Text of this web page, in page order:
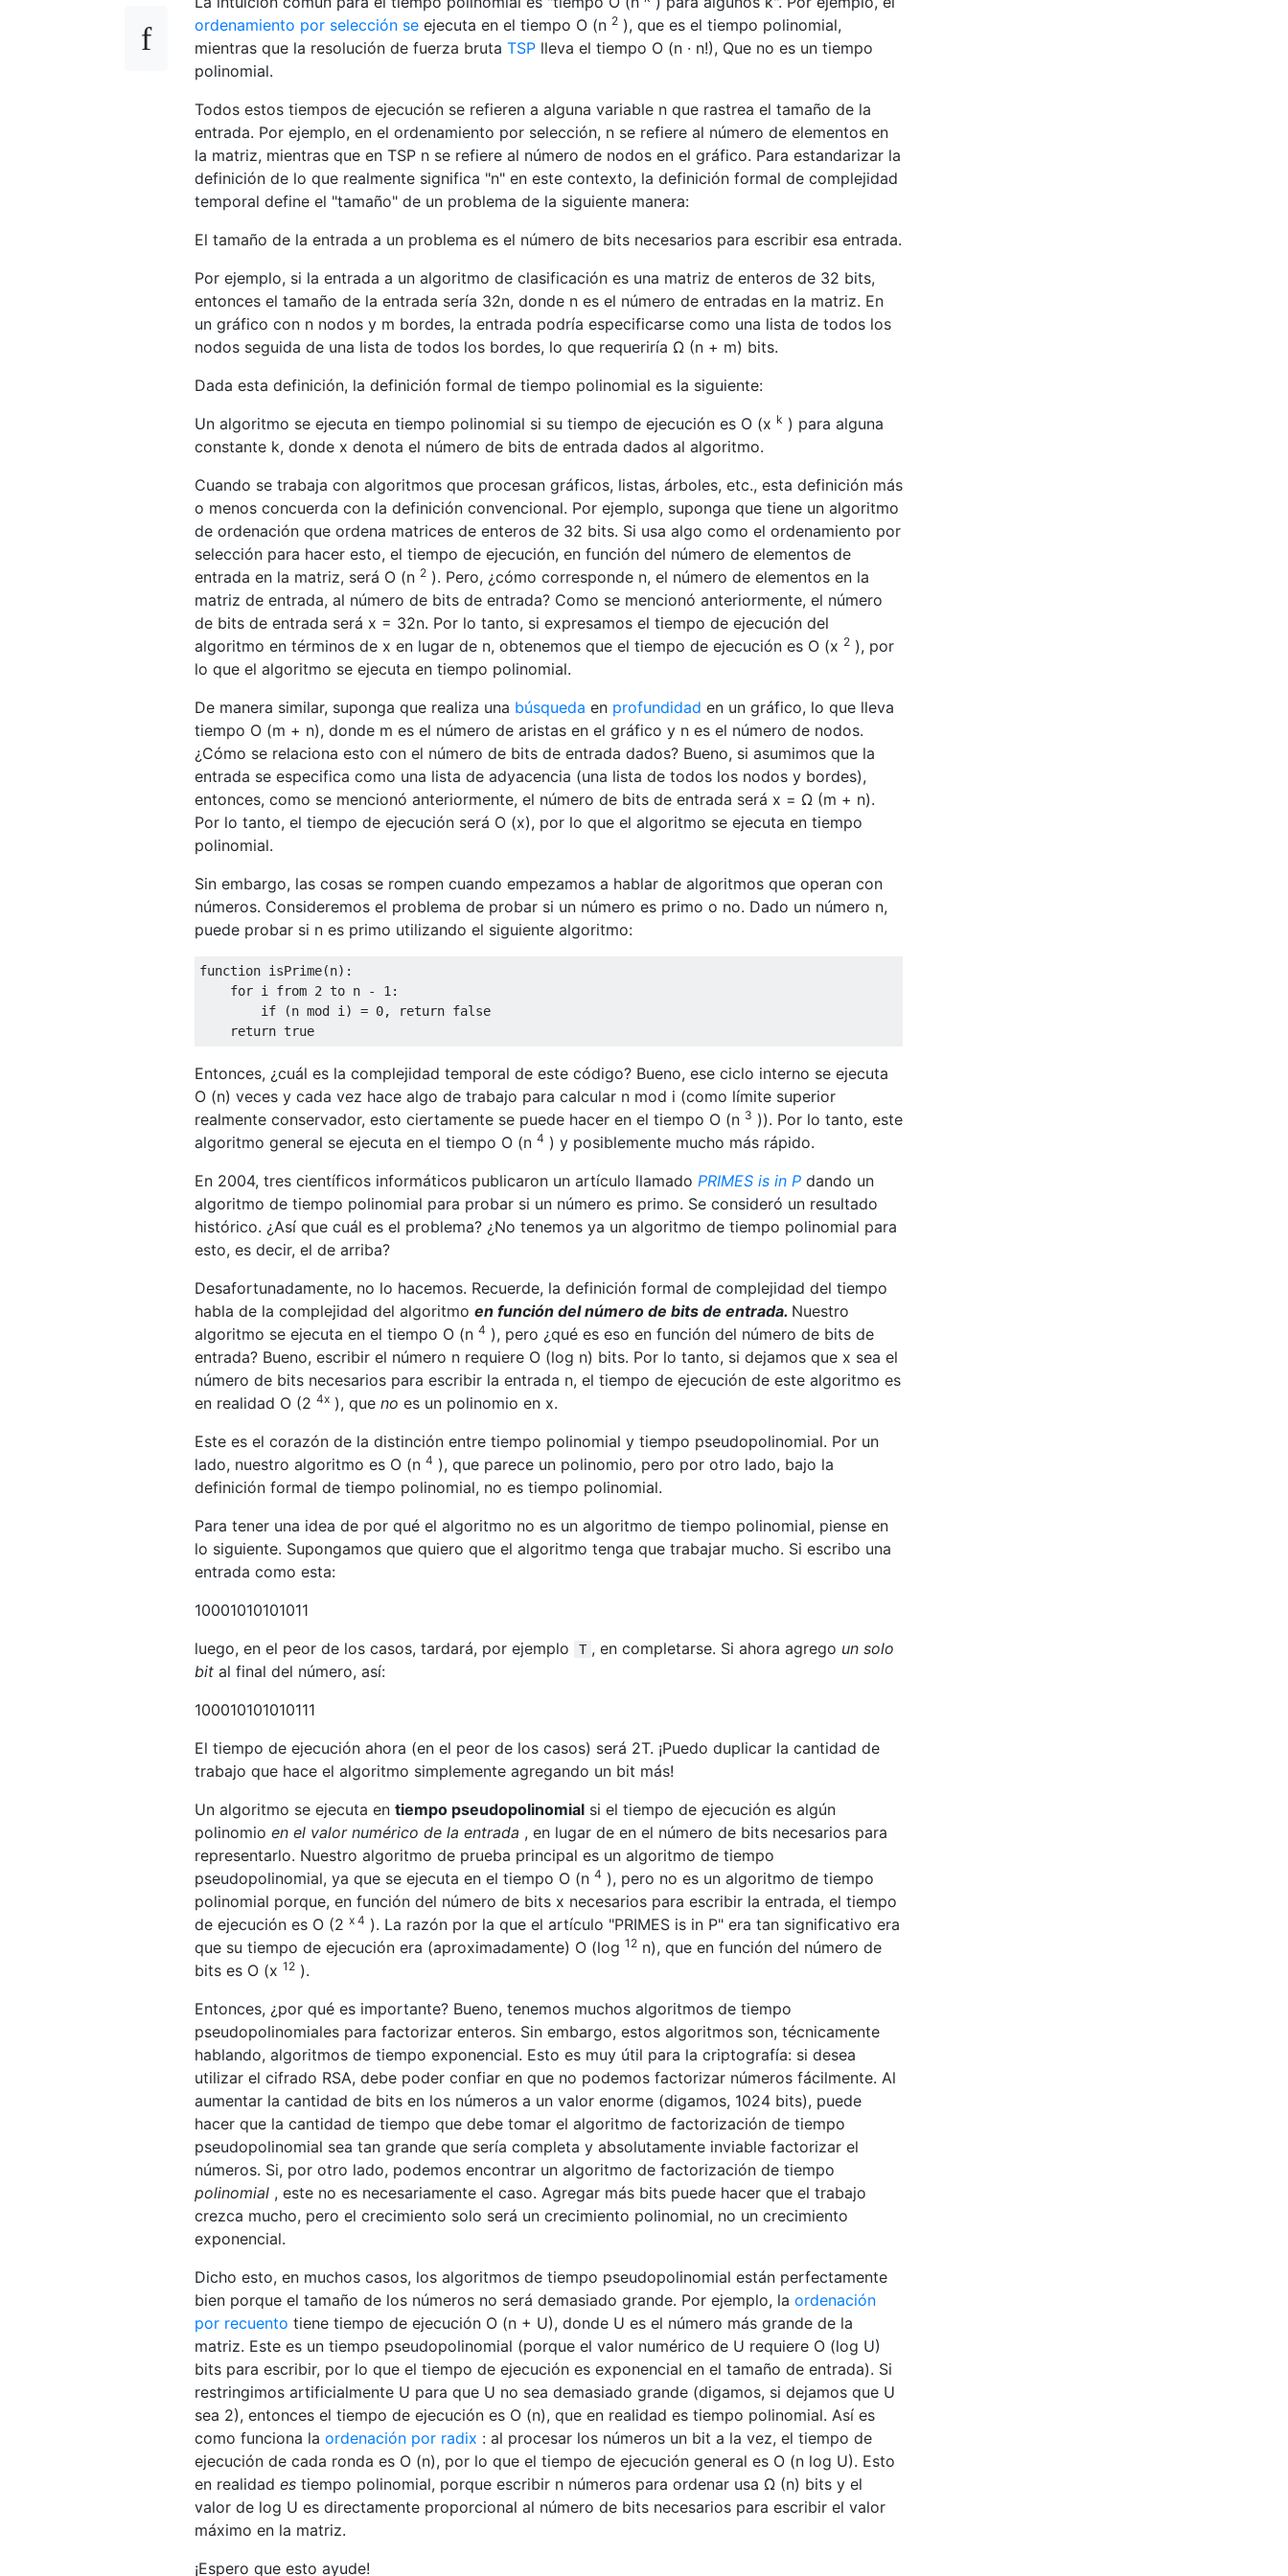
ordenamiento por selección se ejecuta en el tiempo O (n 2 ), que es el tiempo polinomial,
mientras que la resolución de fuerza bruta TSP lleva el tiempo O (n · n!), Que no es un tiempo
polinomial.
Todos estos tiempos de ejecución se refieren a alguna variable n que rastrea el tamaño de la
entrada. Por ejemplo, en el ordenamiento por selección, n se refiere al número de elementos en
la matriz, mientras que en TSP n se refiere al número de nodos en el gráfico. Para estandarizar la
definición de lo que realmente significa "n" en este contexto, la definición formal de complejidad
temporal define el "tamaño" de un problema de la siguiente manera:
El tamaño de la entrada a un problema es el número de bits necesarios para escribir esa entrada.
Por ejemplo, si la entrada a un algoritmo de clasificación es una matriz de enteros de 32 bits,
entonces el tamaño de la entrada sería 32n, donde n es el número de entradas en la matriz. En
un gráfico con n nodos y m bordes, la entrada podría especificarse como una lista de todos los
nodos seguida de una lista de todos los bordes, lo que requeriría Ω (n + m) bits.
Dada esta definición, la definición formal de tiempo polinomial es la siguiente:
Un algoritmo se ejecuta en tiempo polinomial si su tiempo de ejecución es O (x k ) para alguna
constante k, donde x denota el número de bits de entrada dados al algoritmo.
Cuando se trabaja con algoritmos que procesan gráficos, listas, árboles, etc., esta definición más
o menos concuerda con la definición convencional. Por ejemplo, suponga que tiene un algoritmo
de ordenación que ordena matrices de enteros de 32 bits. Si usa algo como el ordenamiento por
selección para hacer esto, el tiempo de ejecución, en función del número de elementos de
entrada en la matriz, será O (n 2 ). Pero, ¿cómo corresponde n, el número de elementos en la
matriz de entrada, al número de bits de entrada? Como se mencionó anteriormente, el número
de bits de entrada será x = 32n. Por lo tanto, si expresamos el tiempo de ejecución del
algoritmo en términos de x en lugar de n, obtenemos que el tiempo de ejecución es O (x 2 ), por
lo que el algoritmo se ejecuta en tiempo polinomial.
De manera similar, suponga que realiza una búsqueda en profundidad en un gráfico, lo que lleva
tiempo O (m + n), donde m es el número de aristas en el gráfico y n es el número de nodos.
¿Cómo se relaciona esto con el número de bits de entrada dados? Bueno, si asumimos que la
entrada se especifica como una lista de adyacencia (una lista de todos los nodos y bordes),
entonces, como se mencionó anteriormente, el número de bits de entrada será x = Ω (m + n).
Por lo tanto, el tiempo de ejecución será O (x), por lo que el algoritmo se ejecuta en tiempo
polinomial.
Sin embargo, las cosas se rompen cuando empezamos a hablar de algoritmos que operan con
números. Consideremos el problema de probar si un número es primo o no. Dado un número n,
puede probar si n es primo utilizando el siguiente algoritmo:
function isPrime(n):
    for i from 2 to n - 1:
        if (n mod i) = 0, return false
Entonces, ¿cuál es la complejidad temporal de este código? Bueno, ese ciclo interno se ejecuta
O (n) veces y cada vez hace algo de trabajo para calcular n mod i (como límite superior
realmente conservador, esto ciertamente se puede hacer en el tiempo O (n 3 )). Por lo tanto, este
algoritmo general se ejecuta en el tiempo O (n 4 ) y posiblemente mucho más rápido.
En 2004, tres científicos informáticos publicaron un artículo llamado PRIMES is in P dando un
algoritmo de tiempo polinomial para probar si un número es primo. Se consideró un resultado
histórico. ¿Así que cuál es el problema? ¿No tenemos ya un algoritmo de tiempo polinomial para
esto, es decir, el de arriba?
Desafortunadamente, no lo hacemos. Recuerde, la definición formal de complejidad del tiempo
habla de la complejidad del algoritmo en función del número de bits de entrada. Nuestro
algoritmo se ejecuta en el tiempo O (n 4 ), pero ¿qué es eso en función del número de bits de
entrada? Bueno, escribir el número n requiere O (log n) bits. Por lo tanto, si dejamos que x sea el
número de bits necesarios para escribir la entrada n, el tiempo de ejecución de este algoritmo es
en realidad O (2 4x ), que no es un polinomio en x.
Este es el corazón de la distinción entre tiempo polinomial y tiempo pseudopolinomial. Por un
lado, nuestro algoritmo es O (n 4 ), que parece un polinomio, pero por otro lado, bajo la
definición formal de tiempo polinomial, no es tiempo polinomial.
Para tener una idea de por qué el algoritmo no es un algoritmo de tiempo polinomial, piense en
lo siguiente. Supongamos que quiero que el algoritmo tenga que trabajar mucho. Si escribo una
entrada como esta:
10001010101011
luego, en el peor de los casos, tardará, por ejemplo
T , en completarse. Si ahora agrego un solo
bit al final del número, así:
100010101010111
El tiempo de ejecución ahora (en el peor de los casos) será 2T. ¡Puedo duplicar la cantidad de
trabajo que hace el algoritmo simplemente agregando un bit más!
Un algoritmo se ejecuta en tiempo pseudopolinomial si el tiempo de ejecución es algún
polinomio en el valor numérico de la entrada , en lugar de en el número de bits necesarios para
representarlo. Nuestro algoritmo de prueba principal es un algoritmo de tiempo
pseudopolinomial, ya que se ejecuta en el tiempo O (n 4 ), pero no es un algoritmo de tiempo
polinomial porque, en función del número de bits x necesarios para escribir la entrada, el tiempo
de ejecución es O (2 x 4 ). La razón por la que el artículo "PRIMES is in P" era tan significativo era
que su tiempo de ejecución era (aproximadamente) O (log 12 n), que en función del número de
bits es O (x 12 ).
Entonces, ¿por qué es importante? Bueno, tenemos muchos algoritmos de tiempo
pseudopolinomiales para factorizar enteros. Sin embargo, estos algoritmos son, técnicamente
hablando, algoritmos de tiempo exponencial. Esto es muy útil para la criptografía: si desea
utilizar el cifrado RSA, debe poder confiar en que no podemos factorizar números fácilmente. Al
aumentar la cantidad de bits en los números a un valor enorme (digamos, 1024 bits), puede
hacer que la cantidad de tiempo que debe tomar el algoritmo de factorización de tiempo
pseudopolinomial sea tan grande que sería completa y absolutamente inviable factorizar el
números. Si, por otro lado, podemos encontrar un algoritmo de factorización de tiempo
polinomial , este no es necesariamente el caso. Agregar más bits puede hacer que el trabajo
crezca mucho, pero el crecimiento solo será un crecimiento polinomial, no un crecimiento
exponencial.
Dicho esto, en muchos casos, los algoritmos de tiempo pseudopolinomial están perfectamente
bien porque el tamaño de los números no será demasiado grande. Por ejemplo, la ordenación
por recuento tiene tiempo de ejecución O (n + U), donde U es el número más grande de la
matriz. Este es un tiempo pseudopolinomial (porque el valor numérico de U requiere O (log U)
bits para escribir, por lo que el tiempo de ejecución es exponencial en el tamaño de entrada). Si
restringimos artificialmente U para que U no sea demasiado grande (digamos, si dejamos que U
sea 2), entonces el tiempo de ejecución es O (n), que en realidad es tiempo polinomial. Así es
como funciona la ordenación por radix : al procesar los números un bit a la vez, el tiempo de
ejecución de cada ronda es O (n), por lo que el tiempo de ejecución general es O (n log U). Esto
en realidad es tiempo polinomial, porque escribir n números para ordenar usa Ω (n) bits y el
valor de log U es directamente proporcional al número de bits necesarios para escribir el valor
máximo en la matriz.
¡Espero que esto ayude!